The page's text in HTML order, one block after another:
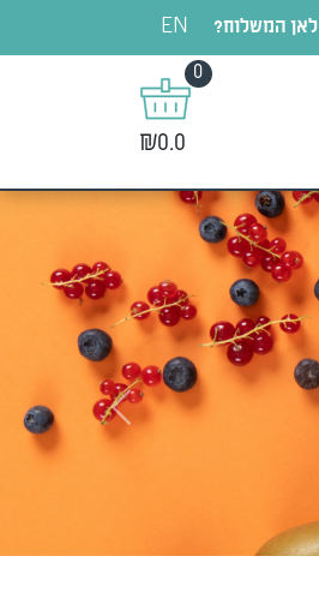
לאן המשלוח? EN
0
₪0.0
Next